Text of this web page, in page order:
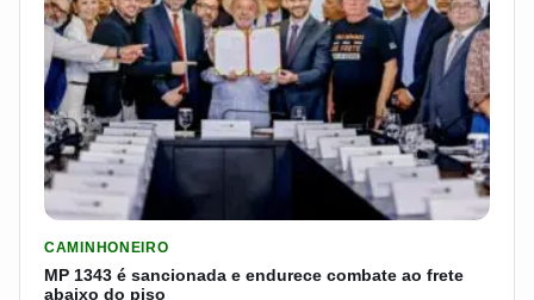
CAMINHONEIRO
MP 1343 é sancionada e endurece combate ao frete
abaixo do piso